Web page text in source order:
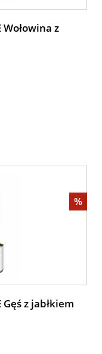
Wołowina z
%
Gęś z jabłkiem